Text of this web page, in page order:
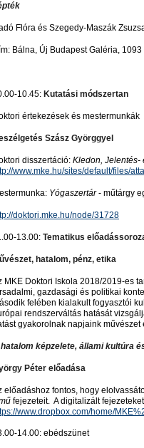
Flóra és
Bálna, Új Budapest Galéria,
10.45: Kutatási módszertan
értekezések és mestermunkák
Szász Györggyel
disszertáció: Kledon, Jelentés-
www.mke.hu/sites/default/files/
Yógaszertár-
doktori.mke.hu/node/31728
13.00: Tematikus
MKE Doktori Iskola 2018/2019-es
gazdasági és politikai
felében kialakult fogyasztói
rendszerváltás hatását
gyakorolnak napjaink művészet
képzelete, állami kultúra
Péter előadása
előadáshoz fontos, hogy
fejezeteit. A digitalizált
www.dropbox.com/home/
14.00: ebédszünet